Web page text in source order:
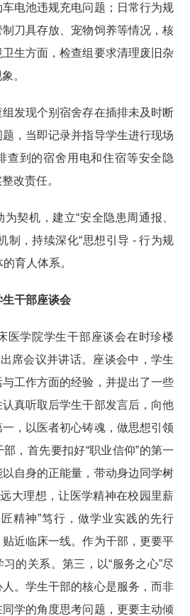
电池违规充电问题；日常行为规
刀具存放、宠物饲养等情况，核
生方面，检查组要求清理废旧杂
。
发现个别宿舍存在插排未及时断
，当即记录并指导学生进行现场
查到的宿舍用电和住宿等安全隐
改责任。
契机，建立“安全隐患周通报、
制，持续深化“思想引导 - 行为规
育人体系。
生干部座谈会
医学院学生干部座谈会在时珍楼
席会议并讲话。
座谈会中，学生
工作方面的经验，并提出了一些
认真听取后学生干部发言后，向他
，以医者初心铸魂，做思想引领
，首先要扣好“职业信仰”的第一
自身的正能量，带动身边同学树
大理想，让医学精神在校园里薪
精神”笃行，做学业实践的先行
近临床一线。作为干部，更要平
的关系。第三，以“服务之心”尽
。学生干部的核心是服务，而非
学的角度思考问题，更要主动倾